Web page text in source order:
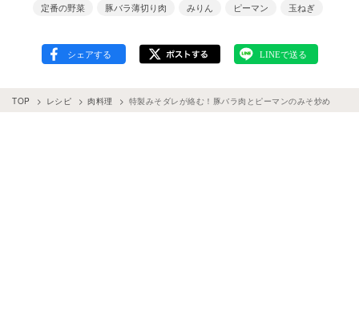
定番の野菜
豚バラ薄切り肉 みりん ピーマン 玉ねぎ
TOP レシピ 肉料理 特製みそダレが絡む！豚バラ肉とピーマンのみそ炒め